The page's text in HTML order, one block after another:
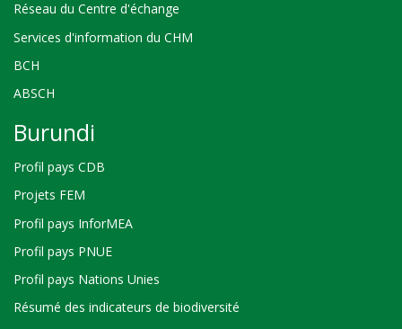
Réseau du Centre d'échange
Services d'information du CHM
BCH
ABSCH
Burundi
Profil pays CDB
Projets FEM
Profil pays InforMEA
Profil pays PNUE
Profil pays Nations Unies
Résumé des indicateurs de biodiversité